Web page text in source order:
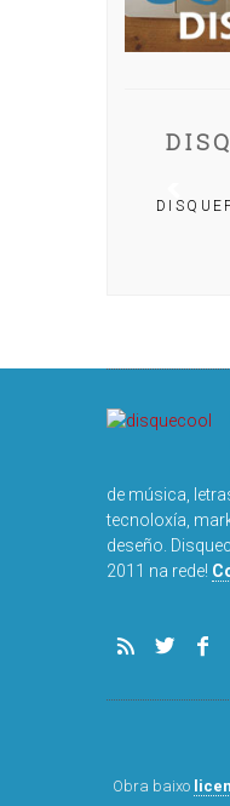
de música,
tecnoloxía,
deseño.
2011 na rede!
Obra baixo